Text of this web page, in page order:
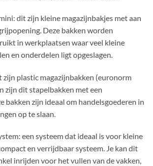
dit zijn kleine magazijnbakjes met aan
Deze bakken worden
in werkplaatsen waar veel kleine
en onderdelen ligt opgeslagen.
plastic magazijnbakken (euronorm
zijn dit stapelbakken met een
bakken zijn ideaal om handelsgoederen in
op te slaan.
een systeem dat ideaal is voor kleine
en verrijdbaar systeem. Je kan dit
inrijden voor het vullen van de vakken,